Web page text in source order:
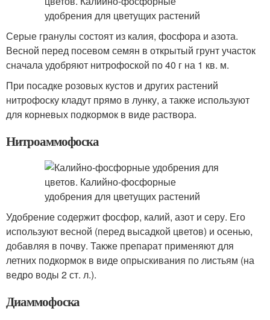
Серые гранулы состоят из калия, фосфора и азота.
Весной перед посевом семян в открытый грунт участок
сначала удобряют нитрофоской по 40 г на 1 кв. м.
При посадке розовых кустов и других растений
нитрофоску кладут прямо в лунку, а также используют
для корневых подкормок в виде раствора.
Нитроаммофоска
Удобрение содержит фосфор, калий, азот и серу. Его
используют весной (перед высадкой цветов) и осенью,
добавляя в почву. Также препарат применяют для
летних подкормок в виде опрыскивания по листьям (на
ведро воды 2 ст. л.).
Диаммофоска